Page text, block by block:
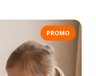
PROMO